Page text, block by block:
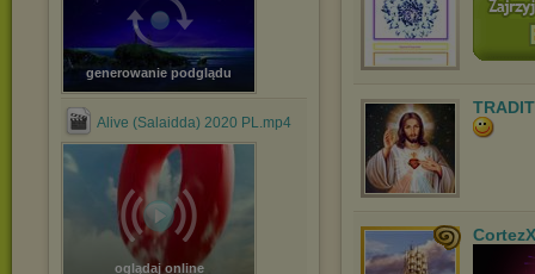
generowanie podglądu
Alive (Salaidda) 2020 PL.mp4
oglądaj online
CortezX